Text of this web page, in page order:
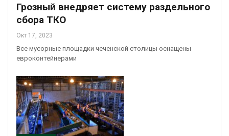
Грозный внедряет систему раздельного
сбора ТКО
Окт 17, 2023
Все мусорные площадки чеченской столицы оснащены
евроконтейнерами